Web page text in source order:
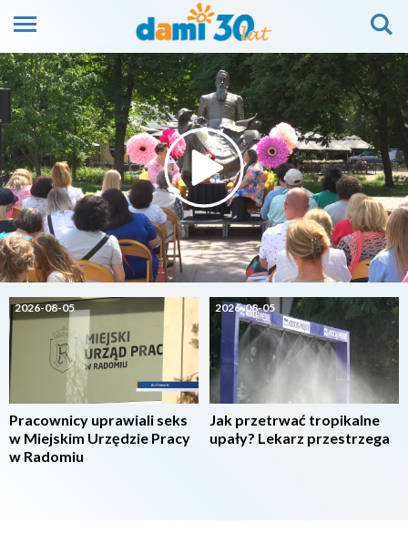
2026-08-05
Pracownicy uprawiali seks
w Miejskim Urzędzie Pracy
w Radomiu
2026-08-05
Jak przetrwać tropikalne
upały? Lekarz przestrzega